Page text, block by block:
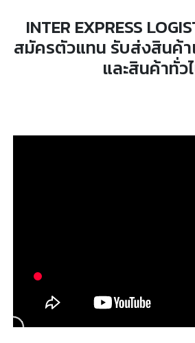
INTER EXPRESS
สมัครตัวแทน รับส่งสินค้
และสินค้าทั่ว